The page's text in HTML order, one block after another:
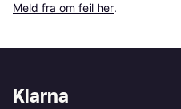
Meld fra om feil her.
Klarna